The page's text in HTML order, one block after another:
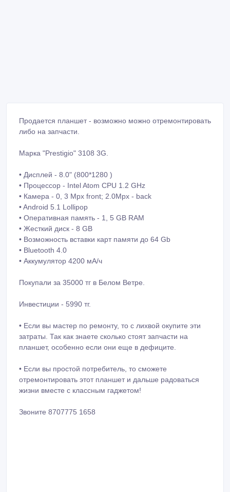
Продается планшет - возможно можно отремонтировать
либо на запчасти.
Марка "Prestigio" 3108 3G.
• Дисплей - 8.0" (800*1280 )
• Процессор - Intel Atom CPU 1.2 GHz
• Камера - 0, 3 Mpx front; 2.0Mpx - back
• Android 5.1 Lollipop
• Оперативная память - 1, 5 GB RAM
• Жесткий диск - 8 GB
• Возможность вставки карт памяти до 64 Gb
• Bluetooth 4.0
• Аккумулятор 4200 мА/ч
Покупали за 35000 тг в Белом Ветре.
Инвестиции - 5990 тг.
• Если вы мастер по ремонту, то с лихвой окупите эти
затраты. Так как знаете сколько стоят запчасти на
планшет, особенно если они еще в дефиците.
• Если вы простой потребитель, то сможете
отремонтировать этот планшет и дальше радоваться
жизни вместе с классным гаджетом!
Звоните 8707775 1658